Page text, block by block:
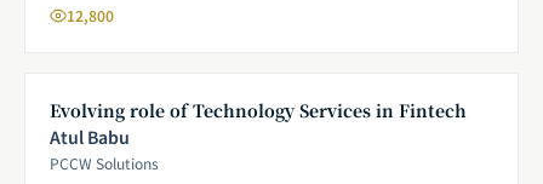
12,800
Evolving role of Technology Services in Fintech
Atul Babu
PCCW Solutions